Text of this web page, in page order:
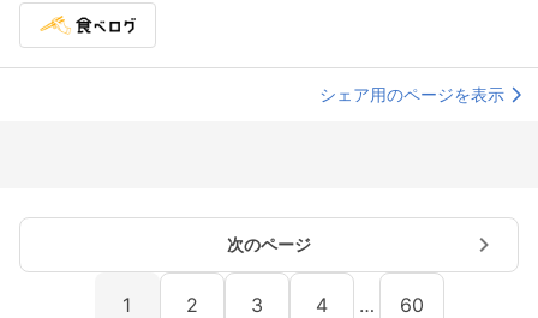
シェア用のページを表示
次のページ
1 2 3 4 … 60